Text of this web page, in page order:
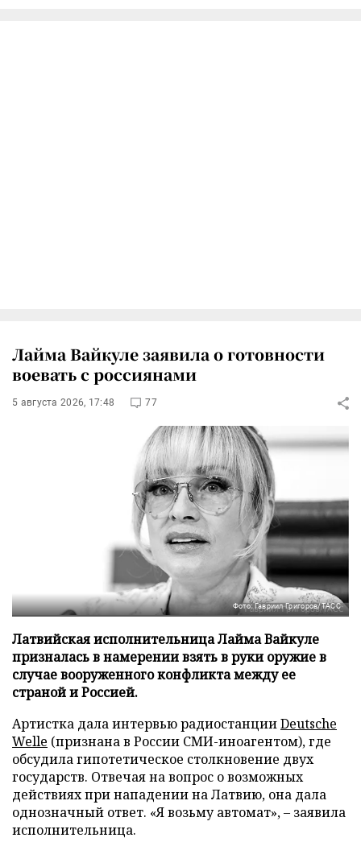
Лайма Вайкуле заявила о готовности
воевать с россиянами
5 августа 2026, 17:48 77
Фото: Гавриил Григоров/ТАСС
Латвийская исполнительница Лайма Вайкуле
призналась в намерении взять в руки оружие в
случае вооруженного конфликта между ее
страной и Россией.
Артистка дала интервью радиостанцииDeutsche
Welle (признана в России СМИ-иноагентом), где
обсудила гипотетическое столкновение двух
государств. Отвечая на вопрос о возможных
действиях при нападении на Латвию, она дала
однозначный ответ. «Я возьму автомат», – заявила
исполнительница.